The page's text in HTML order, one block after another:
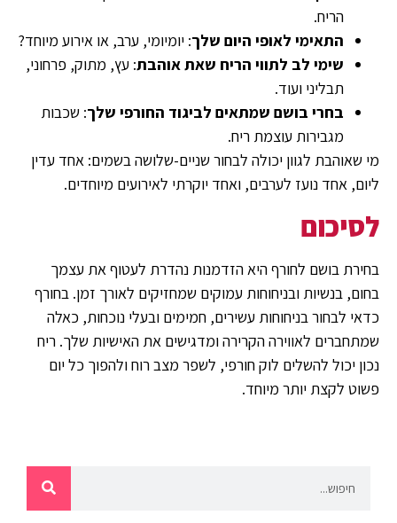
הריח.
התאימי לאופי היום שלך: יומיומי, ערב, או אירוע מיוחד?
שימי לב לתווי הריח שאת אוהבת: עץ, מתוק, פרחוני,
תבליני ועוד.
בחרי בושם שמתאים לביגוד החורפי שלך: שכבות
מגבירות עוצמת ריח.
מי שאוהבת לגוון יכולה לבחור שניים-שלושה בשמים: אחד עדין
ליום, אחד נועז לערבים, ואחד יוקרתי לאירועים מיוחדים.
לסיכום
בחירת בושם לחורף היא הזדמנות נהדרת לעטוף את עצמך
בחום, בנשיות ובניחוחות עמוקים שמחזיקים לאורך זמן. בחורף
כדאי לבחור בניחוחות עשירים, חמימים ובעלי נוכחות, כאלה
שמתחברים לאווירה הקרירה ומדגישים את האישיות שלך. ריח
נכון יכול להשלים לוק חורפי, לשפר מצב רוח ולהפוך כל יום
פשוט לקצת יותר מיוחד.